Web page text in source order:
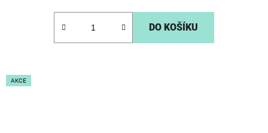
DO KOŠÍKU
AKCE